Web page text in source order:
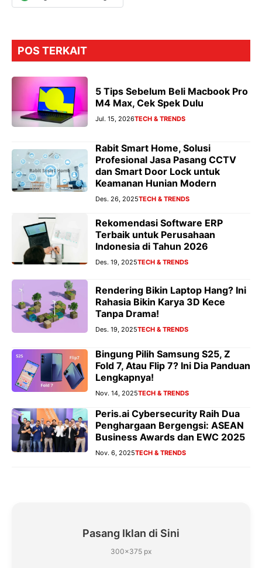
POS TERKAIT
5 Tips Sebelum Beli Macbook Pro
M4 Max, Cek Spek Dulu
Jul. 15, 2026TECH & TRENDS
Rabit Smart Home, Solusi
Profesional Jasa Pasang CCTV
dan Smart Door Lock untuk
Keamanan Hunian Modern
Des. 26, 2025TECH & TRENDS
Rekomendasi Software ERP
Terbaik untuk Perusahaan
Indonesia di Tahun 2026
Des. 19, 2025TECH & TRENDS
Rendering Bikin Laptop Hang? Ini
Rahasia Bikin Karya 3D Kece
Tanpa Drama!
Des. 19, 2025TECH & TRENDS
Bingung Pilih Samsung S25, Z
Fold 7, Atau Flip 7? Ini Dia Panduan
Lengkapnya!
Nov. 14, 2025TECH & TRENDS
Peris.ai Cybersecurity Raih Dua
Penghargaan Bergengsi: ASEAN
Business Awards dan EWC 2025
Nov. 6, 2025TECH & TRENDS
Pasang Iklan di Sini
300×375 px